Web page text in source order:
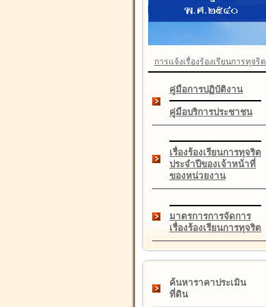
การแจ้งเรื่องร้องเรียนการทุจริต
คู่มือการปฏิบัติงาน
คู่มือบริการประชาชน
เรื่องร้องเรียนการทุจริต
ประจำปีของเจ้าหน้าที่
ของหน่วยงาน
มาตรการการจัดการ
เรื่องร้องเรียนการทุจริต
ค้นหาราคาประเมิน
ที่ดิน